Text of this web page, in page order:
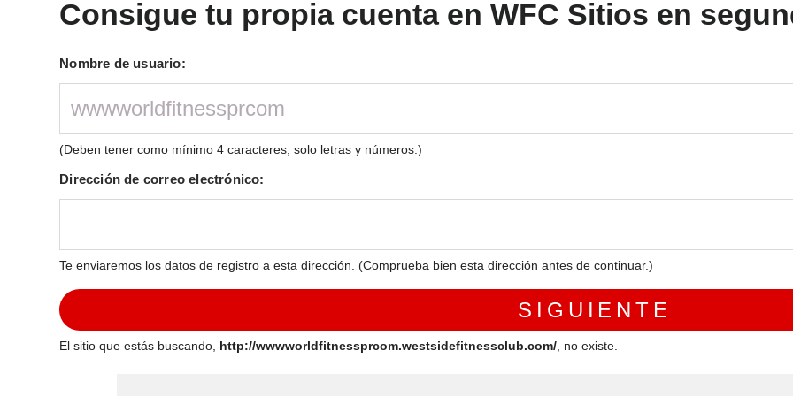
Consigue tu propia cuenta en WFC Sitios en
Nombre de usuario:
(Deben tener como mínimo 4 caracteres, solo letras y números.)
Dirección de correo electrónico:
Te enviaremos los datos de registro a esta dirección. (Comprueba bien esta dirección antes de continuar.)
El sitio que estás buscando, http://wwwworldfitnessprcom.westsidefitnessclub.com/ , no existe.